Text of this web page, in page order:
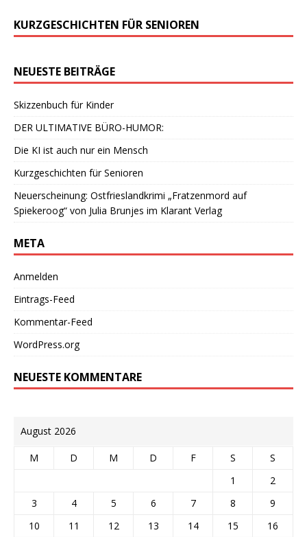
KURZGESCHICHTEN FÜR SENIOREN
NEUESTE BEITRÄGE
Skizzenbuch für Kinder
DER ULTIMATIVE BÜRO-HUMOR:
Die KI ist auch nur ein Mensch
Kurzgeschichten für Senioren
Neuerscheinung: Ostfrieslandkrimi „Fratzenmord auf
Spiekeroog“ von Julia Brunjes im Klarant Verlag
META
Anmelden
Eintrags-Feed
Kommentar-Feed
WordPress.org
NEUESTE KOMMENTARE
August 2026
M D M D F S
S
1
2
3
4 5 6 7 8
9
10
11 12 13 14 15
16